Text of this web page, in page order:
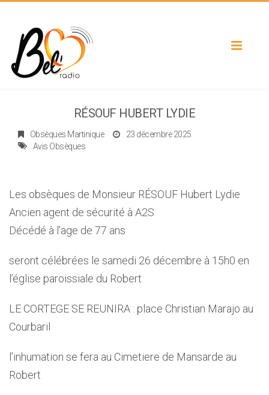
Toggle
RÉSOUF HUBERT LYDIE
Obsèques Martinique
23 décembre 2025
Avis Obsèques
Les obsèques de Monsieur RÉSOUF Hubert Lydie
Ancien agent de sécurité à A2S
Décédé à l’age de 77 ans
seront célébrées le samedi 26 décembre à 15h0 en
l’église paroissiale du Robert
LE CORTEGE SE REUNIRA : place Christian Marajo au
Courbaril
l’inhumation se fera au Cimetiere de Mansarde au
Robert